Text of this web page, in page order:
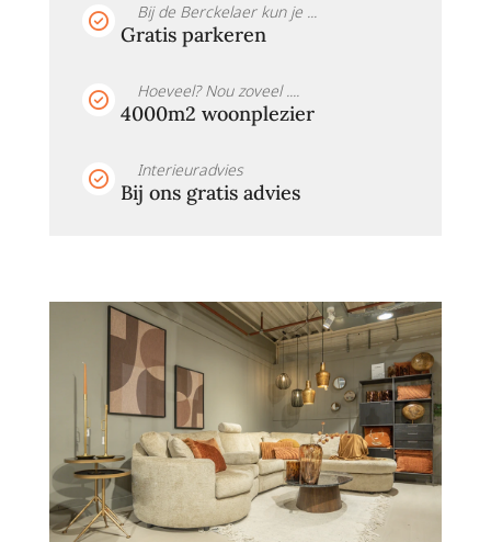
Bij de Berckelaer kun je ...
Gratis parkeren
Hoeveel? Nou zoveel ....
4000m2 woonplezier
Interieuradvies
Bij ons gratis advies